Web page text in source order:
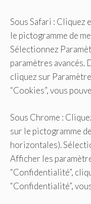
Sous Safari : Cliquez
le pictogramme de
Sélectionnez
paramètres avancés.
cliquez sur
“Cookies”, vous
Sous Chrome :
sur le pictogramme
horizontales).
Afficher les
“Confidentialité”,
“Confidentialité”,